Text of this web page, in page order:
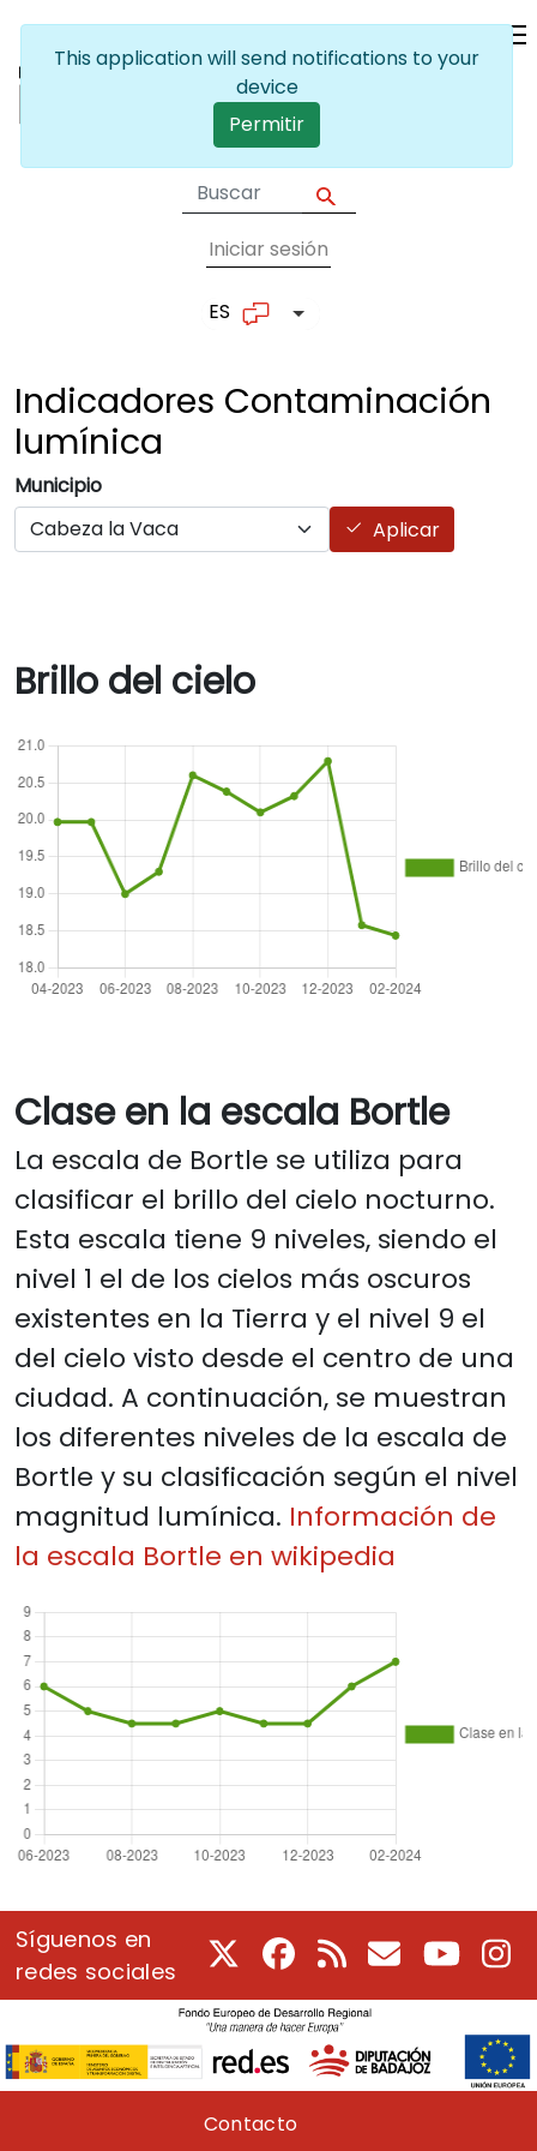
User account
Iniciar sesión
ES Lista adicional de
Indicadores Contaminación
lumínica
Municipio
Aplicar
Brillo del cielo
Clase en la escala Bortle
La escala de Bortle se utiliza para
clasificar el brillo del cielo nocturno.
Esta escala tiene 9 niveles, siendo el
nivel 1 el de los cielos más oscuros
existentes en la Tierra y el nivel 9 el
del cielo visto desde el centro de una
ciudad. A continuación, se muestran
los diferentes niveles de la escala de
Bortle y su clasificación según el nivel
magnitud lumínica. Información de
la escala Bortle en wikipedia
Síguenos en
redes sociales
Facebook
RSS CorreoYoutube
Pie de páginaContacto
This application will send notifications to your
device
Permitir